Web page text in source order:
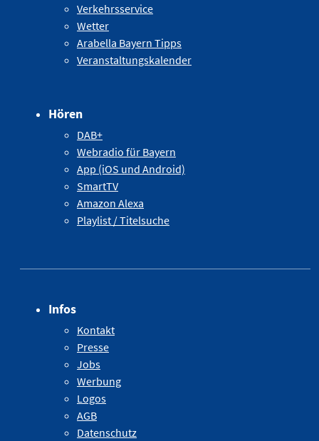
Verkehrsservice
Wetter
Arabella Bayern Tipps
Veranstaltungskalender
Hören
DAB+
Webradio für Bayern
App (iOS und Android)
SmartTV
Amazon Alexa
Playlist / Titelsuche
Infos
Kontakt
Presse
Jobs
Werbung
Logos
AGB
Datenschutz